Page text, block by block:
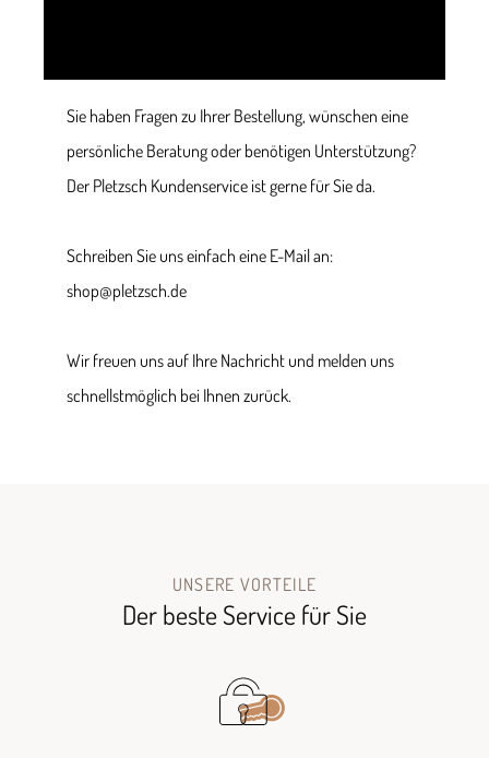
Sie haben Fragen zu Ihrer Bestellung, wünschen eine
persönliche Beratung oder benötigen Unterstützung?
Der Pletzsch Kundenservice ist gerne für Sie da.
Schreiben Sie uns einfach eine E-Mail an:
shop@pletzsch.de
Wir freuen uns auf Ihre Nachricht und melden uns
schnellstmöglich bei Ihnen zurück.
UNSERE VORTEILE
Der beste Service für Sie